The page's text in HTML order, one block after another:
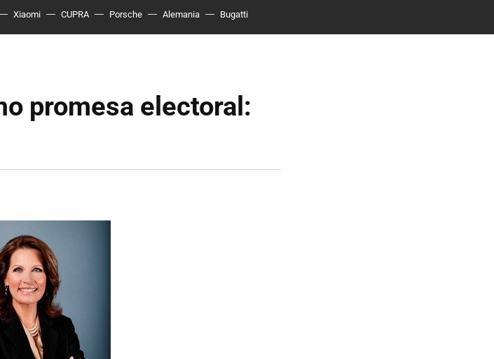
Xiaomi CUPRA Porsche Alemania Bugatti
promesa electoral: